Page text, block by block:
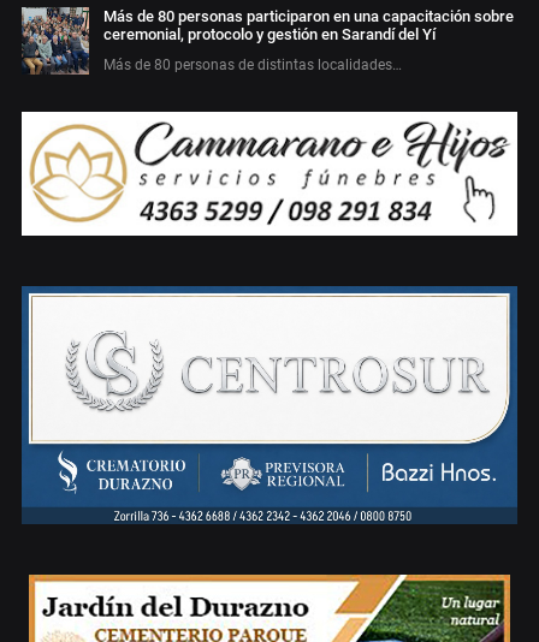
Más de 80 personas participaron en una capacitación sobre
ceremonial, protocolo y gestión en Sarandí del Yí
Más de 80 personas de distintas localidades…